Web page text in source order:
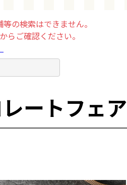
の検索はできません。
らご確認ください。
ートフェア